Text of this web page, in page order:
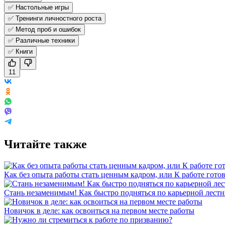
✅ Настольные игры
✅ Тренинги личностного роста
✅ Метод проб и ошибок
✅ Различные техники
✅ Книги
11
Читайте также
Как без опыта работы стать ценным кадром, или К работе
Стань незаменимым! Как быстро подняться по карьерной
Новичок в деле: как освоиться на первом месте работы